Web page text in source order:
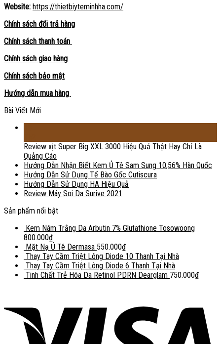
Website: https://thietbiyteminhha.com/
Chính sách đổi trả hàng
Chính sách thanh toán
Chính sách giao hàng
Chính sách bảo mật
Hướng dẫn mua hàng
Bài Viết Mới
Review xịt Super Big XXL 3000 Hiệu Quả Thật Hay Chỉ Là
Quảng Cáo
Hướng Dẫn Nhận Biết Kem Ủ Tê Sam Sung 10,56% Hàn Quốc
Hướng Dẫn Sử Dụng Tế Bào Gốc Cutiscura
Hướng Dẫn Sử Dụng HA Hiệu Quả
Review Máy Soi Da Surive 2021
Sản phẩm nổi bật
Kem Nám Trắng Da Arbutin 7% Glutathione Tosowoong
800.000₫
Mặt Nạ Ủ Tê Dermasa 550.000₫
Thay Tay Cầm Triệt Lông Diode 10 Thanh Tại Nhà
Thay Tay Cầm Triệt Lông Diode 6 Thanh Tại Nhà
Tinh Chất Trẻ Hóa Da Retinol PDRN Dearglam 750.000₫